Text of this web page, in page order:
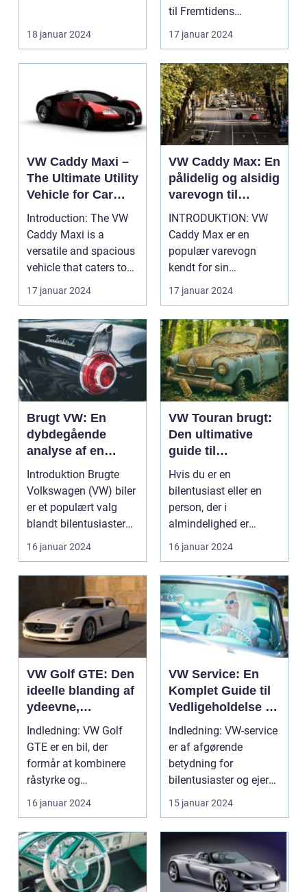
18 januar 2024
til Fremtidens
17 januar 2024
VW Caddy Maxi –
The Ultimate Utility
Vehicle for Car
Owners and
Enthusiasts
Introduction: The VW
Caddy Maxi is a
versatile and spacious
vehicle that caters to
the needs of car ...
17 januar 2024
VW Caddy Max: En
pålidelig og alsidig
varevogn til
enhver opgave
INTRODUKTION: VW
Caddy Max er en
populær varevogn
kendt for sin
pålidelighed,
alsidighed og funktio...
17 januar 2024
Brugt VW: En
dybdegående
analyse af en
populær
bilindustri
Introduktion Brugte
Volkswagen (VW) biler
er et populært valg
blandt bilentusiaster
og dem, der søg...
16 januar 2024
VW Touran brugt:
Den ultimative
guide til
bilentusiaster og
potentielle købere
Hvis du er en
bilentusiast eller en
person, der i
almindelighed er
interesseret i køb af en
brugt bi...
16 januar 2024
VW Golf GTE: Den
ideelle blanding af
ydeevne,
hybridteknologi og
stilfuldt design
Indledning: VW Golf
GTE er en bil, der
formår at kombinere
råstyrke og
imponerende
brændstofeffektiv...
16 januar 2024
VW Service: En
Komplet Guide til
Vedligeholdelse og
Historie
Indledning: VW-service
er af afgørende
betydning for
bilentusiaster og ejere
af Volkswagen-biler.
So...
15 januar 2024